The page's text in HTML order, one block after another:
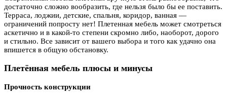
достаточно сложно вообразить, где нельзя было бы ее поставить.
Терраса, лоджии, детские, спальня, коридор, ванная —
ограничений попросту нет! Плетенная мебель может смотреться
аскетично и в какой-то степени скромно либо, наоборот, дорого
и стильно. Все зависит от вашего выбора и того как удачно она
впишется в общую обстановку.
Плетённая мебель плюсы и минусы
Прочность конструкции